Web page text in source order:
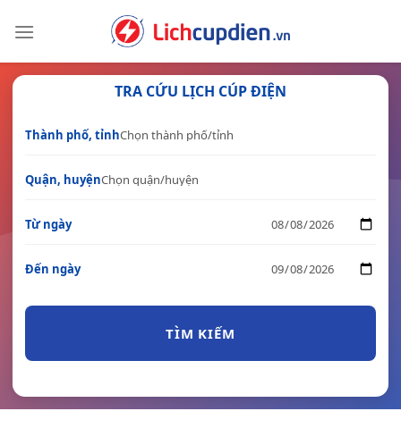
TRA CỨU LỊCH CÚP ĐIỆN
Thành phố, tỉnh
Quận, huyện
Từ ngày
Đến ngày
TÌM KIẾM